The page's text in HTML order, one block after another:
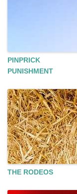
PINPRICK
PUNISHMENT
THE RODEOS